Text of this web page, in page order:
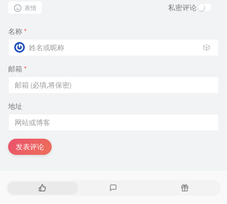
表情 私密评论
名称 *
🎲
邮箱 *
地址
发表评论
热
随